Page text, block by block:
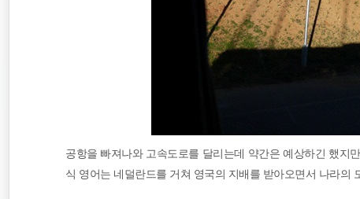
공항을 빠져나와 고속도로를 달리는데 약간은 예상하긴 했지
식 영어는 네덜란드를 거쳐 영국의 지배를 받아오면서 나라의